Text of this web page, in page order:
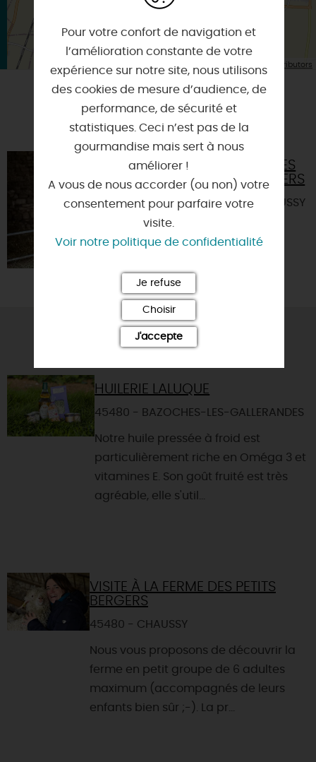
OpenStreetMap contributors
A TESTER ÉGALEMENT SUR PLACE OU À
PROXIMITÉ
LA FERME DES
P'TITS BERGERS
45480 - CHAUSSY
VOUS AIMEREZ AUSSI
HUILERIE LALUQUE
45480 - BAZOCHES-LES-GALLERANDES
Notre huile pressée à froid est
particulièrement riche en Oméga 3 et
vitamines E. Son goût fruité est très
agréable, elle s'util...
VISITE À LA FERME DES PETITS
BERGERS
45480 - CHAUSSY
Nous vous proposons de découvrir la
ferme en petit groupe de 6 adultes
maximum (accompagnés de leurs
enfants bien sûr ;-). La pr...
Pour votre confort de navigation et
l’amélioration constante de votre
expérience sur notre site, nous utilisons
des cookies de mesure d’audience, de
performance, de sécurité et
statistiques. Ceci n’est pas de la
gourmandise mais sert à nous
améliorer !
A vous de nous accorder (ou non) votre
consentement pour parfaire votre
visite.
Voir notre politique de confidentialité
Je refuse
Choisir
J'accepte